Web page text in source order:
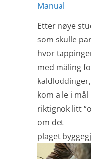
Manual
Etter nøye
som skulle
hvor
med måling
kaldloddinger,
kom alle i
riktignok litt
om det
plaget